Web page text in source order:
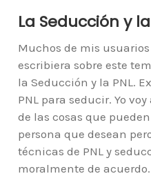
La Seducción y la
Muchos de mis
escribiera sobre este
la Seducción y la PNL.
PNL para seducir. Yo
de las cosas que
persona que desean
técnicas de PNL y
moralmente de acuerdo.